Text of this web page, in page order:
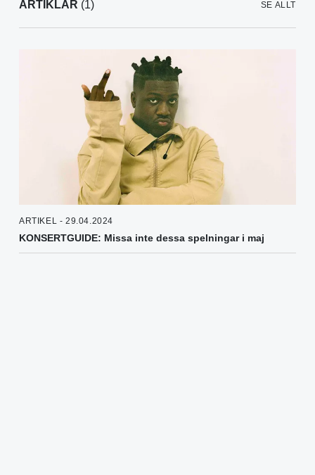
ARTIKLAR (1) SE ALLT
ARTIKEL - 29.04.2024
KONSERTGUIDE: Missa inte dessa spelningar i maj